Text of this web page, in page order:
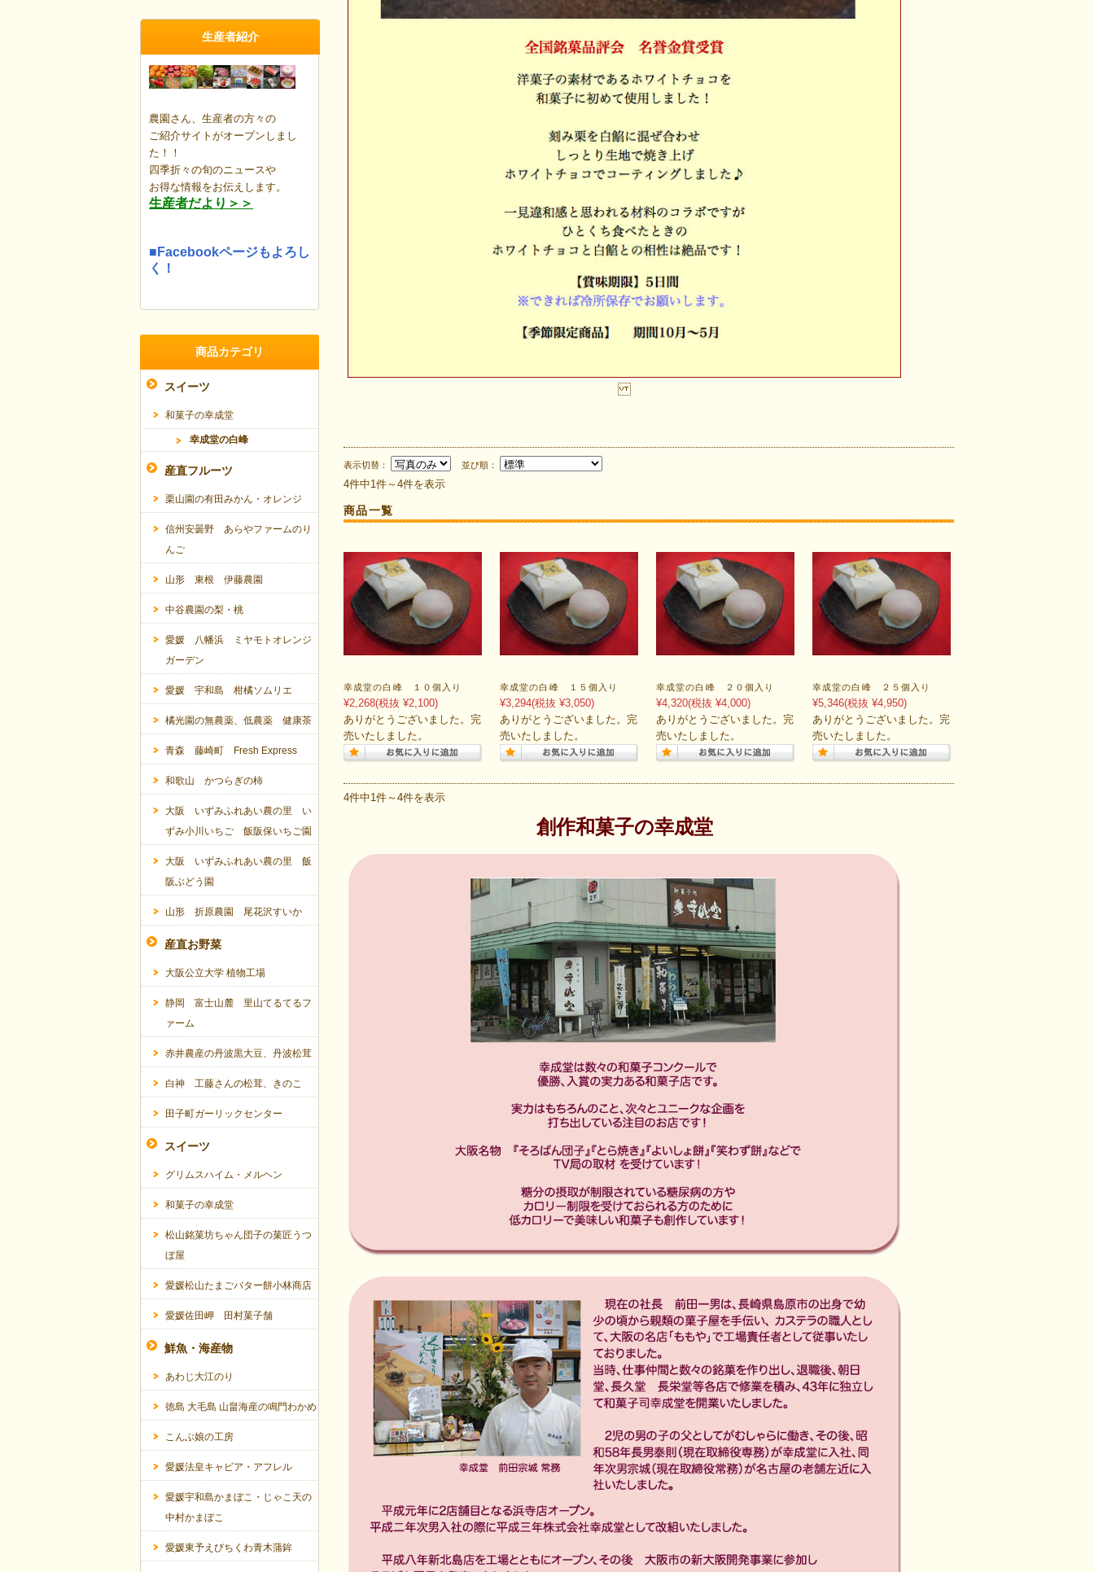
表示切替： 並び順：
4件中1件～4件を表示
商品一覧
幸成堂の白峰 １０個入り
¥2,268(税抜 ¥2,100)
ありがとうございました。完
売いたしました。
幸成堂の白峰 １５個入り
¥3,294(税抜 ¥3,050)
ありがとうございました。完
売いたしました。
幸成堂の白峰 ２０個入り
¥4,320(税抜 ¥4,000)
ありがとうございました。完
売いたしました。
幸成堂の白峰 ２５個入り
¥5,346(税抜 ¥4,950)
ありがとうございました。完
売いたしました。
4件中1件～4件を表示
創作和菓子の幸成堂
生産者紹介
農園さん、生産者の方々の
ご紹介サイトがオープンしまし
た！！
四季折々の旬のニュースや
お得な情報をお伝えします。
生産者だより＞＞
■Facebookページもよろし
く！
商品カテゴリ
スイーツ
和菓子の幸成堂
幸成堂の白峰
産直フルーツ
栗山園の有田みかん・オレンジ
信州安曇野 あらやファームのり
んご
山形 東根 伊藤農園
中谷農園の梨・桃
愛媛 八幡浜 ミヤモトオレンジ
ガーデン
愛媛 宇和島 柑橘ソムリエ
橘光園の無農薬、低農薬 健康茶
青森 藤崎町 Fresh Express
和歌山 かつらぎの柿
大阪 いずみふれあい農の里 い
ずみ小川いちご 飯阪保いちご園
大阪 いずみふれあい農の里 飯
阪ぶどう園
山形 折原農園 尾花沢すいか
産直お野菜
大阪公立大学 植物工場
静岡 富士山麓 里山てるてるフ
ァーム
赤井農産の丹波黒大豆、丹波松茸
白神 工藤さんの松茸、きのこ
田子町ガーリックセンター
スイーツ
グリムスハイム・メルヘン
和菓子の幸成堂
松山銘菓坊ちゃん団子の菓匠うつ
ぼ屋
愛媛松山たまごバター餅小林商店
愛媛佐田岬 田村菓子舗
鮮魚・海産物
あわじ大江のり
徳島 大毛島 山畠海産の鳴門わかめ
こんぶ娘の工房
愛媛法皇キャビア・アフレル
愛媛宇和島かまぼこ・じゃこ天の
中村かまぼこ
愛媛東予えびちくわ青木蒲鉾